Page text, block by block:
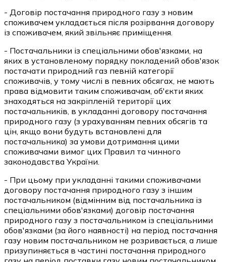
- Договір постачання природного газу з новим
споживачем укладається після розірвання договору
із споживачем, який звільняє приміщення.
- Постачальники із спеціальними обов'язками, на
яких в установленому порядку покладений обов'язок
постачати природний газ певній категорії
споживачів, у тому числі в певних обсягах, не мають
права відмовити таким споживачам, об'єкти яких
знаходяться на закріпленій території цих
постачальників, в укладанні договору постачання
природного газу (з урахуванням певних обсягів та
цін, якщо вони будуть встановлені для
постачальника) за умови дотримання цими
споживачами вимог цих Правил та чинного
законодавства України.
- При цьому при укладанні такими споживачами
договору постачання природного газу з іншим
постачальником (відмінним від постачальника із
спеціальними обов'язками) договір постачання
природного газу з постачальником із спеціальними
обов'язками (за його наявності) на період постачання
газу новим постачальником не розривається, а лише
призупиняється в частині постачання природного